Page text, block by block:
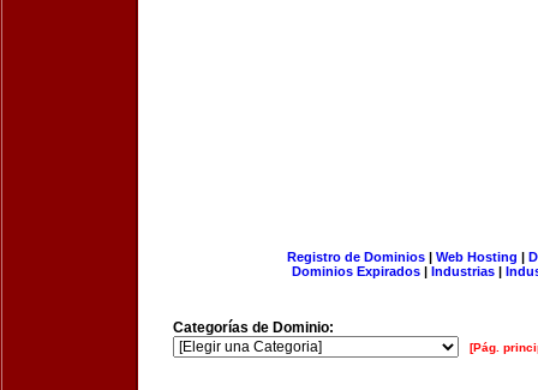
Registro de Dominios| Web Hosting |
Dominios Expirados | Industrias |
Categorías de Dominio:
[Pág.